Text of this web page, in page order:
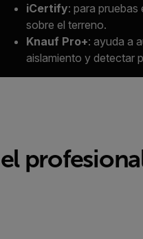
iCertify: para
sobre el terreno.
Knauf Pro+: ayuda a
aislamiento y detectar